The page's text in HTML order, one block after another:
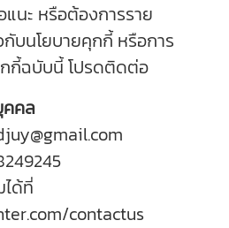
นะ หรือต้องการราย
กับนโยบายคุกกี้ หรือการ
กี้ฉบับนี้ โปรดติดต่อ
คล
ด้ที่
contactus